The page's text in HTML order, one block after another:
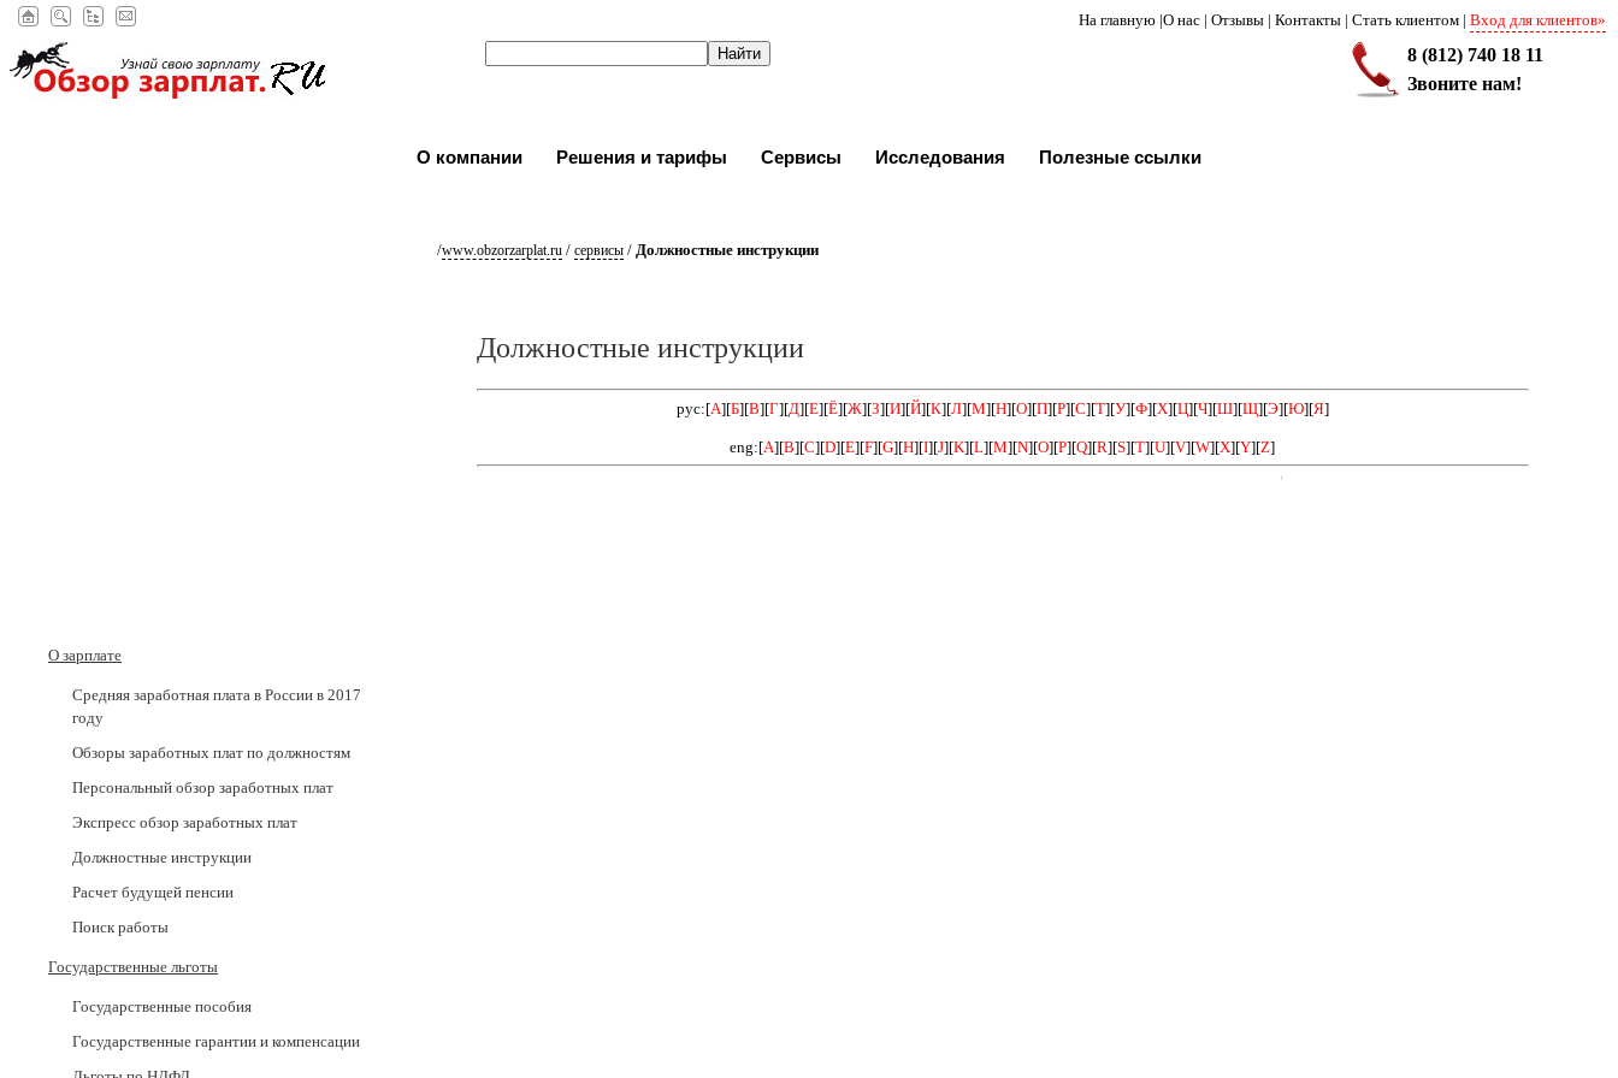
На главную |О нас | Отзывы | Контакты | Стать клиентом | Вход для клиентов»
8 (812) 740 18 11
Звоните нам!
О компании Решения и тарифы Сервисы Исследования Полезные ссылки
/www.obzorzarplat.ru/ сервисы/ Должностные инструкции
О зарплате
Средняя заработная плата в России в 2017
годy
Обзоры заработных плат по должностям
Персональный обзор заработных плат
Экспресс обзор заработных плат
Должностные инструкции
Расчет будущей пенсии
Поиск работы
Государственные льготы
Государственные пособия
Государственные гарантии и компенсации
Должностные инструкции
рус:[А][Б][В][Г][Д][Е][Ё][Ж][З][И][Й][К][Л][М][Н][О][П][Р][С][Т][У][Ф][Х][Ц][Ч][Ш][Щ][Э][Ю][Я]
eng:[A][B][C][D][E][F][G][H][I][J][K][L][M][N][O][P][Q][R][S][T][U][V][W][X][Y][Z]